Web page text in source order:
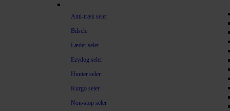
Anti-træk seler
Bilsele
Læder seler
Ezydog seler
Hunter seler
Kurgo seler
Non-stop seler